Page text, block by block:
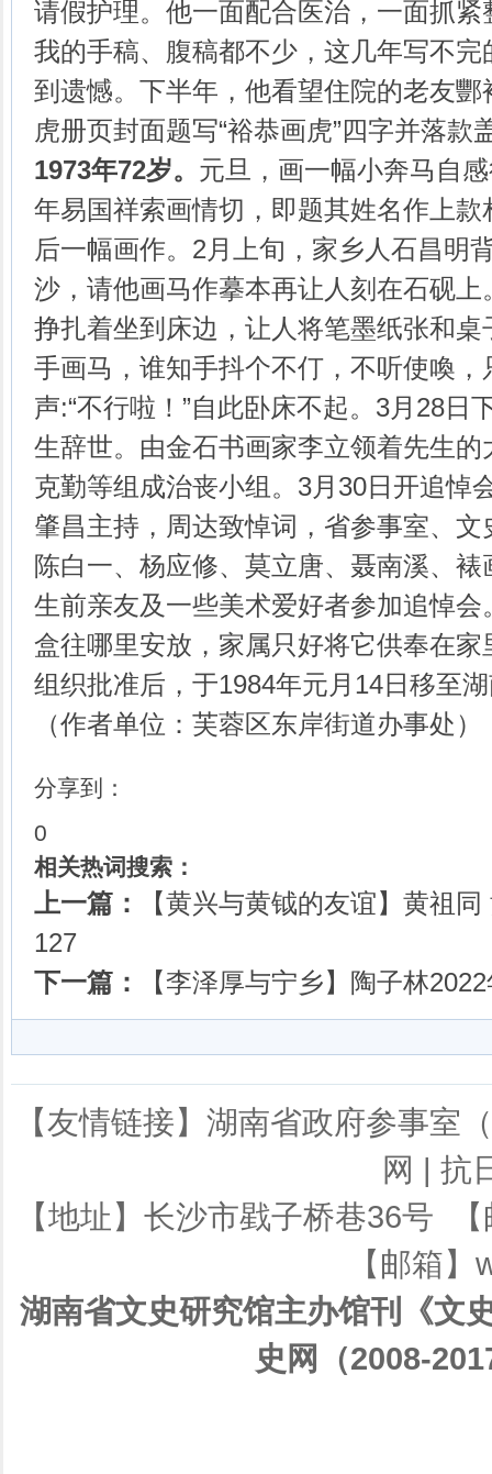
请假护理。他一面配合医治，一面抓
我的手稿、腹稿都不少，这几年写不
到遗憾。下半年，他看望住院的老友
虎册页封面题写“裕恭画虎”四字并落款
1973年72岁。 元旦，画一幅小奔马自
年易国祥索画情切，即题其姓名作上
后一幅画作。2月上旬，家乡人石昌明
沙，请他画马作摹本再让人刻在石砚
挣扎着坐到床边，让人将笔墨纸张和
手画马，谁知手抖个不仃，不听使喚
声:“不行啦！”自此卧床不起。3月28日
生辞世。由金石书画家李立领着先生
克勤等组成治丧小组。3月30日开追悼
肇昌主持，周达致悼词，省参事室、
陈白一、杨应修、莫立唐、聂南溪、
生前亲友及一些美术爱好者参加追悼
盒往哪里安放，家属只好将它供奉在
组织批准后，于1984年元月14日移至
（作者单位：芙蓉区东岸街道办事处）
分享到：
0
相关热词搜索：
上一篇：
【黄兴与黄钺的友谊】黄祖
127
下一篇：
【李泽厚与宁乡】陶子林
【友情链接】 湖南省政府参事室
网 | 抗
【地址】长沙市戥子桥巷36号
【邮箱
湖南省文史研究馆主办馆刊《文
史网（2008-